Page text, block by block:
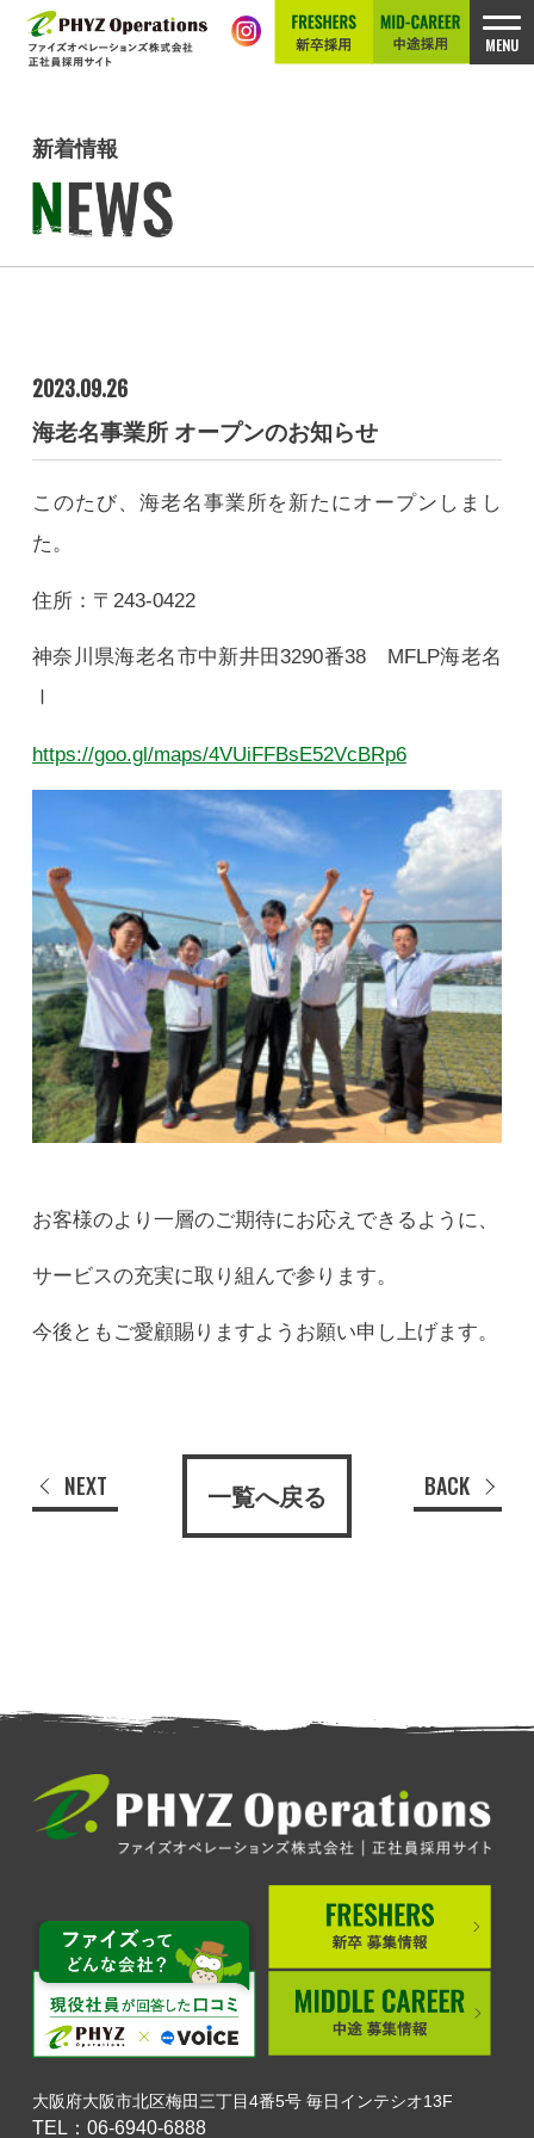
新着情報
2023.09.26
海老名事業所 オープンのお知らせ
このたび、海老名事業所を新たにオープンしまし
た。
住所：〒243-0422
神奈川県海老名市中新井田3290番38 MFLP海老名
Ⅰ
https://goo.gl/maps/4VUiFFBsE52VcBRp6
お客様のより一層のご期待にお応えできるように、
サービスの充実に取り組んで参ります。
今後ともご愛顧賜りますようお願い申し上げます。
BACK
一覧へ戻る
NEXT
大阪府大阪市北区梅田三丁目4番5号 毎日インテシオ13F
TEL：06-6940-6888